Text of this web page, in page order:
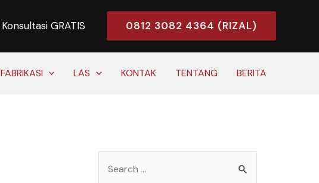
Konsultasi GRATIS 0812 3082 4364 (RIZAL)
FABRIKASI LAS KONTAK TENTANG BERITA